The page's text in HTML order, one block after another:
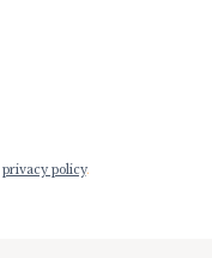
privacy policy.